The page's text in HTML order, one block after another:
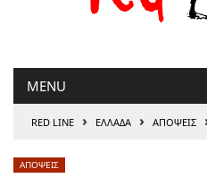
MENU
RED LINE › ΕΛΛΑΔΑ › ΑΠΟΨΕΙΣ
ΑΠΟΨΕΙΣ